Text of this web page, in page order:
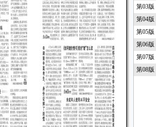
第03
第04
第05
第06
第07
第08